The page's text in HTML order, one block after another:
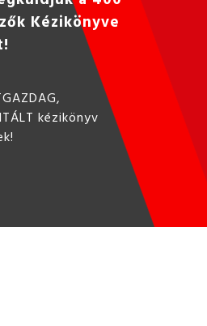
Kézikönyve
kézikönyv